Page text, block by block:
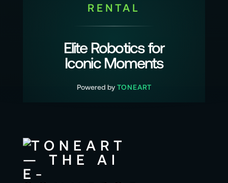
RENTAL
Elite Robotics for
Iconic Moments
Powered by TONEART